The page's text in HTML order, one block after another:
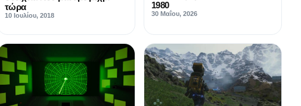
τώρα
10 Ιουλίου, 2018
1980
30 Μαΐου, 2026